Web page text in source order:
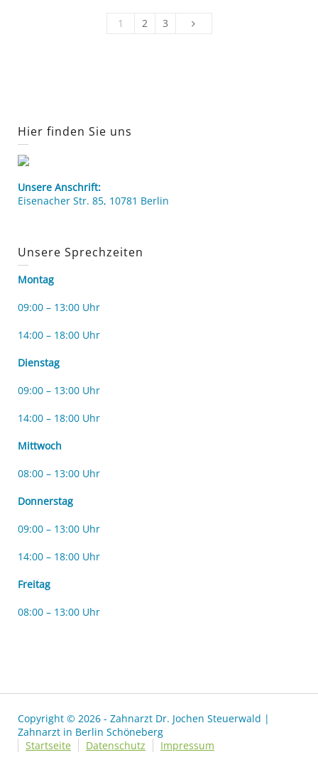
1 2 3
Hier finden Sie uns
Unsere Anschrift:
Eisenacher Str. 85, 10781 Berlin
Unsere Sprechzeiten
Montag
09:00 – 13:00 Uhr
14:00 – 18:00 Uhr
Dienstag
09:00 – 13:00 Uhr
14:00 – 18:00 Uhr
Mittwoch
08:00 – 13:00 Uhr
Donnerstag
09:00 – 13:00 Uhr
14:00 – 18:00 Uhr
Freitag
08:00 – 13:00 Uhr
Copyright © 2026 - Zahnarzt Dr. Jochen Steuerwald |
Zahnarzt in Berlin Schöneberg
Startseite
Datenschutz Impressum